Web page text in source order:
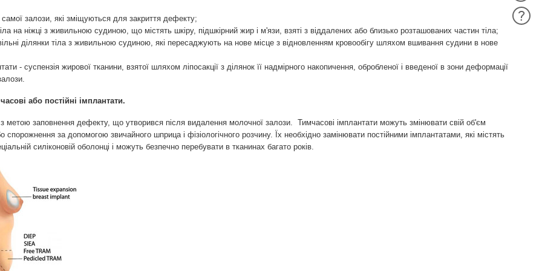
самої залози, які зміщуються для закриття дефекту;
на ніжці з живильною судиною, що містять шкіру, підшкірний жир і м'язи, взяті з віддалених або близько розташованих частин тіла;
ділянки тіла з живильною судиною, які пересаджують на нове місце з відновленням кровообігу шляхом вшивання судини в нове
- суспензія жирової тканини, взятої шляхом ліпосакції з ділянок її надмірного накопичення, обробленої і введеної в зони деформації
або постійні імплантати.
метою заповнення дефекту, що утворився після видалення молочної залози. Тимчасові імплантати можуть змінювати свій об'єм
за допомогою звичайного шприца і фізіологічного розчину. Їх необхідно замінювати постійними імплантатами, які містять
силіконовій оболонці і можуть безпечно перебувати в тканинах багато років.